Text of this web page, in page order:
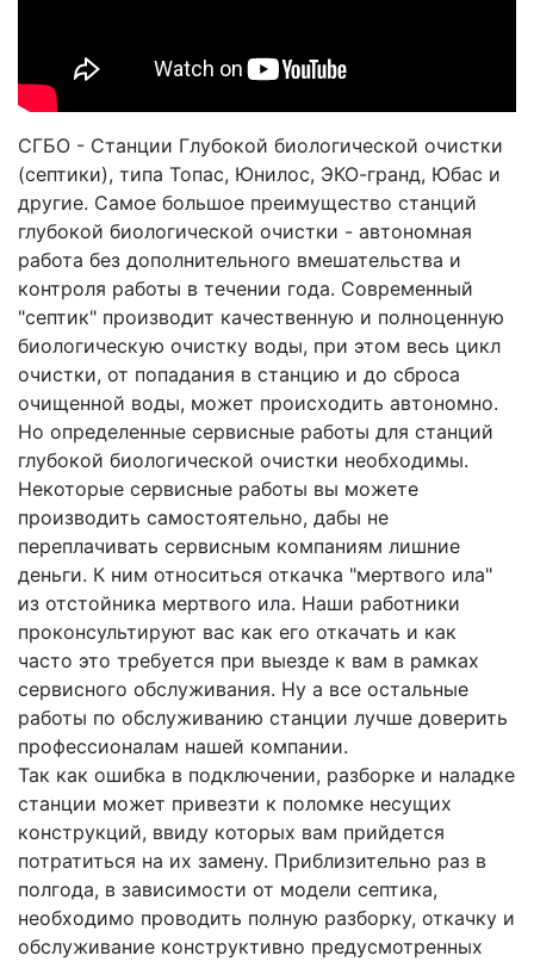
СГБО - Станции Глубокой биологической очистки
(септики), типа Топас, Юнилос, ЭКО-гранд, Юбас и
другие. Самое большое преимущество станций
глубокой биологической очистки - автономная
работа без дополнительного вмешательства и
контроля работы в течении года. Современный
"септик" производит качественную и полноценную
биологическую очистку воды, при этом весь цикл
очистки, от попадания в станцию и до сброса
очищенной воды, может происходить автономно.
Но определенные сервисные работы для станций
глубокой биологической очистки необходимы.
Некоторые сервисные работы вы можете
производить самостоятельно, дабы не
переплачивать сервисным компаниям лишние
деньги. К ним относиться откачка "мертвого ила"
из отстойника мертвого ила. Наши работники
проконсультируют вас как его откачать и как
часто это требуется при выезде к вам в рамках
сервисного обслуживания. Ну а все остальные
работы по обслуживанию станции лучше доверить
профессионалам нашей компании.
Так как ошибка в подключении, разборке и наладке
станции может привезти к поломке несущих
конструкций, ввиду которых вам прийдется
потратиться на их замену. Приблизительно раз в
полгода, в зависимости от модели септика,
необходимо проводить полную разборку, откачку и
обслуживание конструктивно предусмотренных